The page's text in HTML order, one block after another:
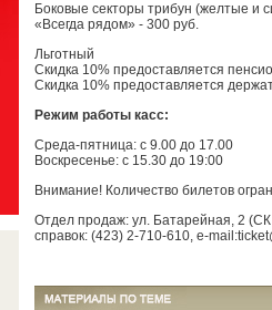
Боковые секторы трибун (желтые и
«Всегда рядом» - 300 руб.
Льготный
Скидка 10% предоставляется
Скидка 10% предоставляется
Режим работы касс:
Среда-пятница: с 9.00 до 17.00
Воскресенье: с 15.30 до 19:00
Внимание! Количество билетов
Отдел продаж: ул. Батарейная, 2
справок: (423) 2-710-610, e-